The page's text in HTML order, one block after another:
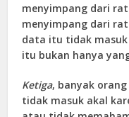
menyimpang dari
menyimpang dari
data itu tidak masuk
itu bukan hanya
Ketiga, banyak
tidak masuk akal